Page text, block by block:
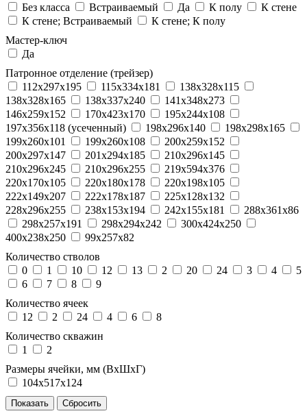
Без класса
Встраиваемый Да К полу
К стене
К стене; Встраиваемый
К стене; К полу
Мастер-ключ
Да
Патронное отделение (трейзер)
112x297x195
115x334x181
138x328x115
138x328x165
138x337x240
141x348x273
146x259x152
170x423x170
195x244x108
197x356x118 (усеченный)
198x296x140
198x298x165
199x260x101
199x260x108
200x259x152
200x297x147
201x294x185
210x296x145
210x296x245
210x296x255
219x594x376
220x170x105
220x180x178
220x198x105
222x149x207
222x178x187
225x128x132
228x296x255
238x153x194 242x155x181
288x361x86
298x257x191
298x294x242
300x424x250
400x238x250
99x257x82
Количество стволов
0
1 10 12 13 2 20 24 3 4
5
6
7 8
9
Количество ячеек
12
2 24 4 6
8
Количество скважин
1
2
Размеры ячейки, мм (ВхШхГ)
104х517х124